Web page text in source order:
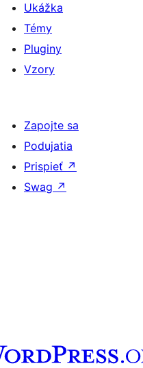
Ukážka
Témy
Pluginy
Vzory
Zapojte sa
Podujatia
Prispieť ↗
Swag ↗